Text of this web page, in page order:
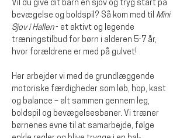
Vil du give dit barn en sjov og tryg start på
bevægelse og boldspil? Så kom med til Mini
Sjov i Hallen - et aktivt og legende
træningstilbud for børn i alderen 5-7 år,
hvor forældrene er med på gulvet!
Her arbejder vi med de grundlæggende
motoriske færdigheder som løb, hop, kast
og balance – alt sammen gennem leg,
boldspil og bevægelsesbaner. Vi træner
børnenes evne til at samarbejde, følge